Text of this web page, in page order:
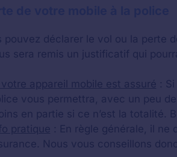
pouvez déclarer le vol ou la
sera remis un justificatif qui
votre appareil mobile est assuré :
vous permettra, avec un peu
en partie si ce n’est la totalité.
pratique : En règle générale, il ne
Nous vous conseillons